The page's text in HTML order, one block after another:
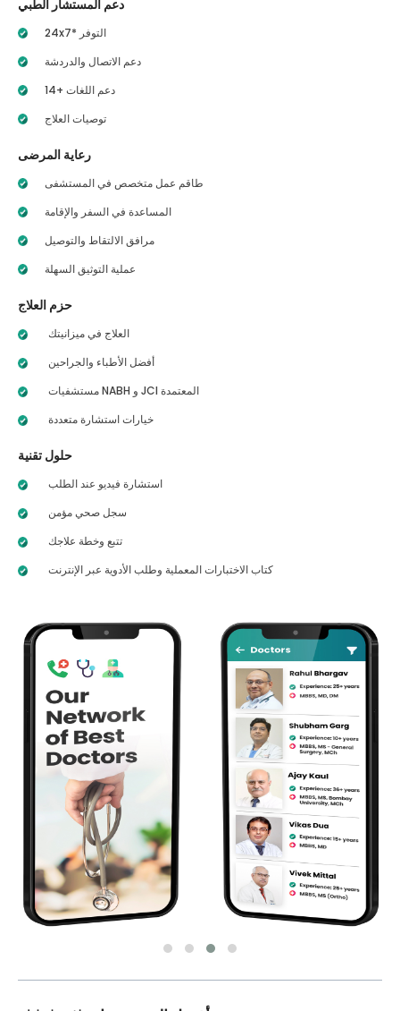
دعم المستشار الطبي
24x7* التوفر
دعم الاتصال والدردشة
14+ دعم اللغات
توصيات العلاج
رعاية المرضى
طاقم عمل متخصص في المستشفى
المساعدة في السفر والإقامة
مرافق الالتقاط والتوصيل
عملية التوثيق السهلة
حزم العلاج
العلاج في ميزانيتك
أفضل الأطباء والجراحين
مستشفيات NABH و JCI المعتمدة
خيارات استشارة متعددة
حلول تقنية
استشارة فيديو عند الطلب
سجل صحي مؤمن
تتبع وخطة علاجك
كتاب الاختبارات المعملية وطلب الأدوية عبر الإنترنت